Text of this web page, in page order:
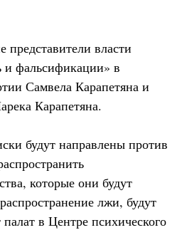
представители власти
и фальсификации» в
Самвела Карапетяна и
Карапетяна.
будут направлены против
которые они будут
лжи, будут
в Центре психического